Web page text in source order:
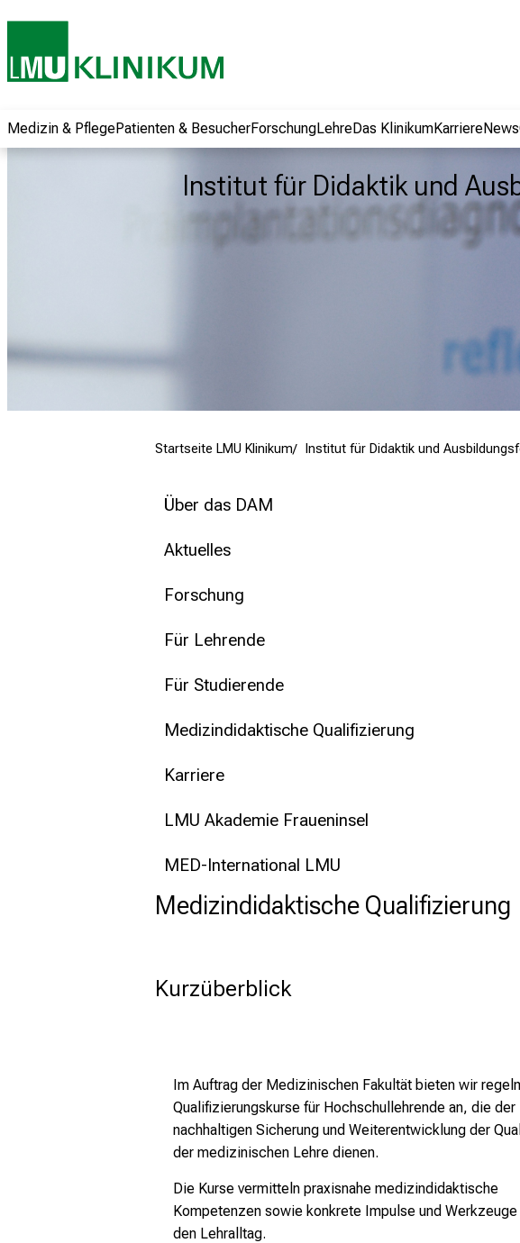
Medizin & PflegePatienten & BesucherForschungLehreDas KlinikumKarriere
Institut für Didaktik und
Startseite LMU Klinikum Institut für Didaktik und
Über das DAM
Aktuelles
Forschung
Für Lehrende
Für Studierende
Medizindidaktische Qualifizierung
Karriere
LMU Akademie Fraueninsel
MED-International LMU
Medizindidaktische Qualifizierung
Kurzüberblick
Im Auftrag der Medizinischen Fakultät bieten wir
Qualifizierungskurse für Hochschullehrende an, die der
nachhaltigen Sicherung und Weiterentwicklung der
der medizinischen Lehre dienen.
Die Kurse vermitteln praxisnahe medizindidaktische
Kompetenzen sowie konkrete Impulse und Werkzeuge
den Lehralltag.
Informationen zu
Jobs, Ausbildungen
Weiterbildungen.
Kommen Sie
ohne Anmeldung.